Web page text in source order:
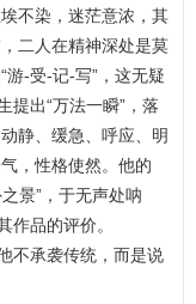
不染，迷茫意浓，其
二人在精神深处是莫
-受-记-写”，这无疑
提出“万法一瞬”，落
静、缓急、呼应、明
，性格使然。他的
景”，于无声处呐
作品的评价。
不承袭传统，而是说